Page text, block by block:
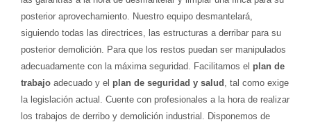
posterior aprovechamiento. Nuestro equipo desmantelará,
siguiendo todas las directrices, las estructuras a derribar para su
posterior demolición. Para que los restos puedan ser manipulados
adecuadamente con la máxima seguridad. Facilitamos el plan de
trabajo adecuado y el plan de seguridad y salud , tal como exige
la legislación actual. Cuente con profesionales a la hora de realizar
los trabajos de derribo y demolición industrial. Disponemos de